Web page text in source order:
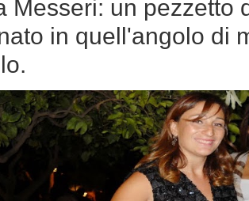
Messeri: un pezzetto
in quell'angolo di